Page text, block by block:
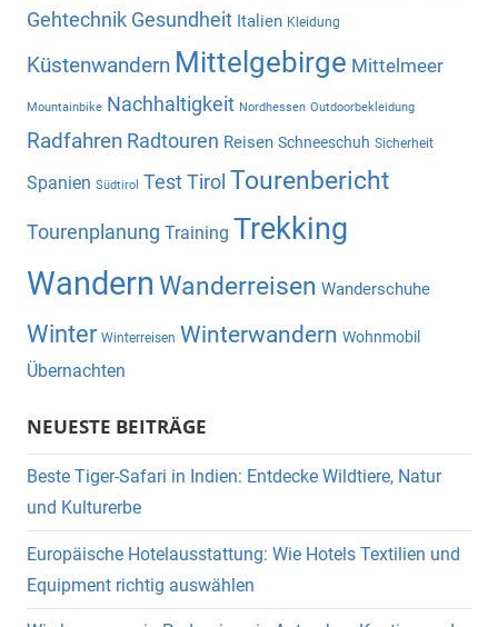
Gehtechnik Gesundheit Italien Kleidung
Küstenwandern Mittelgebirge Mittelmeer
Mountainbike Nachhaltigkeit Nordhessen Outdoorbekleidung
Radfahren Radtouren Reisen Schneeschuh Sicherheit
Spanien Südtirol TestTirol Tourenbericht
Tourenplanung Training Trekking
Wandern Wanderreisen Wanderschuhe
Winter Winterreisen Winterwandern Wohnmobil
Übernachten
NEUESTE BEITRÄGE
Beste Tiger-Safari in Indien: Entdecke Wildtiere, Natur
und Kulturerbe
Europäische Hotelausstattung: Wie Hotels Textilien und
Equipment richtig auswählen